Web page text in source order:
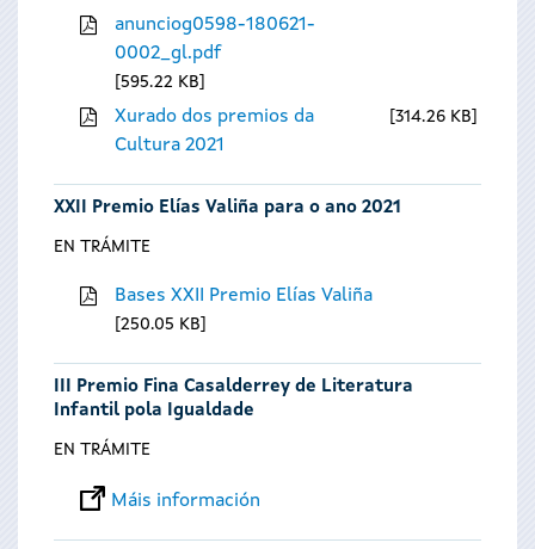
anunciog0598-180621-
0002_gl.pdf
595.22 KB
Xurado dos premios da
Cultura 2021
314.26 KB
XXII Premio Elías Valiña para o ano 2021
EN TRÁMITE
Bases XXII Premio Elías Valiña
250.05 KB
III Premio Fina Casalderrey de Literatura
Infantil pola Igualdade
EN TRÁMITE
Máis información